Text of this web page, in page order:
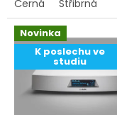
Černá Střibrná
Novinka
K poslechu ve
studiu